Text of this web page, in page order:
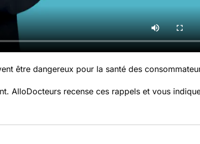
être dangereux pour la santé des
AlloDocteurs recense ces rappels et vous